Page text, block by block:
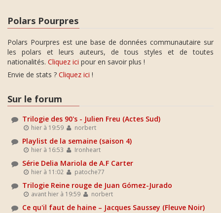
Polars Pourpres
Polars Pourpres est une base de données communautaire sur
les polars et leurs auteurs, de tous styles et de toutes
nationalités. Cliquez ici pour en savoir plus !
Envie de stats ? Cliquez ici !
Sur le forum
Trilogie des 90's - Julien Freu (Actes Sud)
hier à 19:59 norbert
Playlist de la semaine (saison 4)
hier à 16:53 Ironheart
Série Delia Mariola de A.F Carter
hier à 11:02 patoche77
Trilogie Reine rouge de Juan Gómez-Jurado
avant hier à 19:59 norbert
Ce qu'il faut de haine – Jacques Saussey (Fleuve Noir)